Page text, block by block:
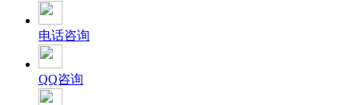
电话咨询
QQ咨询